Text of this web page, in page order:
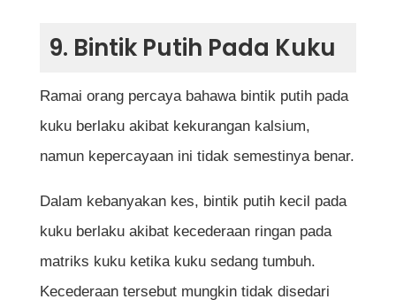
9. Bintik Putih Pada Kuku
Ramai orang percaya bahawa bintik putih pada
kuku berlaku akibat kekurangan kalsium,
namun kepercayaan ini tidak semestinya benar.
Dalam kebanyakan kes, bintik putih kecil pada
kuku berlaku akibat kecederaan ringan pada
matriks kuku ketika kuku sedang tumbuh.
Kecederaan tersebut mungkin tidak disedari